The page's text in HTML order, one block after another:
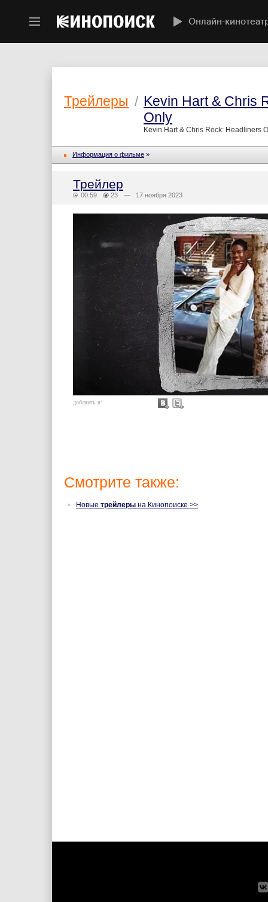
Онлайн-
Трейлеры / Kevin Hart & Chris
Only
Kevin Hart & Chris Rock: Headliners
Информация о фильме »
Трейлер
00:59 23 — 17 ноября 2023
добавить в:
Смотрите также:
Новые трейлеры на Кинопоиске >>